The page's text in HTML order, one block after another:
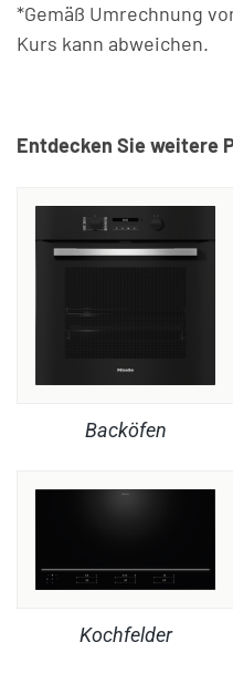
*Gemäß Umrechnung
Kurs kann abweichen.
Entdecken Sie weitere
Backöfen
Kochfelder